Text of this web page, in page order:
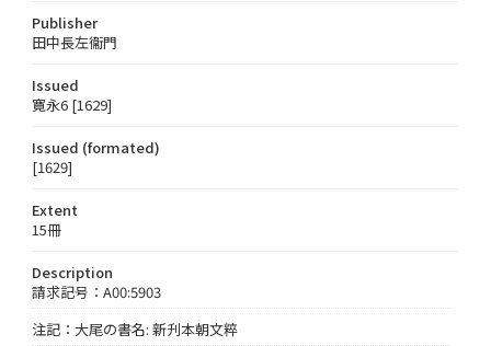
Publisher
田中長左衞門
Issued
寛永6 [1629]
Issued (formated)
[1629]
Extent
15冊
Description
請求記号：A00:5903
注記：大尾の書名: 新刋本朝文粹